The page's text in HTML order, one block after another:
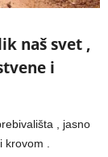
naš svet ,
i
, jasno
.